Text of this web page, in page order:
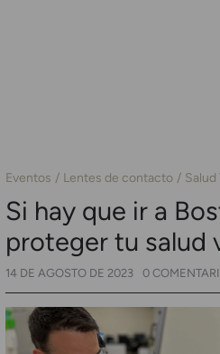
Eventos Lentes de contacto Salud
Si hay que ir a
proteger tu salud
14 DE AGOSTO DE 2023 0